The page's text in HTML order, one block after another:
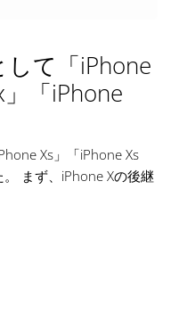
して「iPhone
「iPhone
Xs」「iPhone Xs
まず、iPhone Xの後継